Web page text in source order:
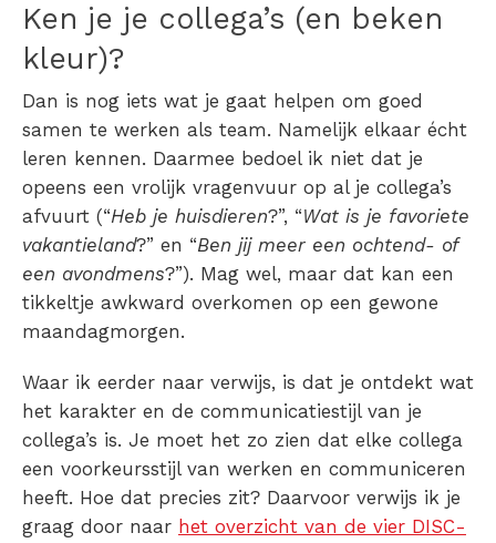
Ken je je collega’s (en beken
kleur)?
Dan is nog iets wat je gaat helpen om goed
samen te werken als team. Namelijk elkaar écht
leren kennen. Daarmee bedoel ik niet dat je
opeens een vrolijk vragenvuur op al je collega’s
afvuurt (“Heb je huisdieren?”, “Wat is je favoriete
vakantieland?” en “Ben jij meer een ochtend- of
een avondmens?”). Mag wel, maar dat kan een
tikkeltje awkward overkomen op een gewone
maandagmorgen.
Waar ik eerder naar verwijs, is dat je ontdekt wat
het karakter en de communicatiestijl van je
collega’s is. Je moet het zo zien dat elke collega
een voorkeursstijl van werken en communiceren
heeft. Hoe dat precies zit? Daarvoor verwijs ik je
graag door naar het overzicht van de vier DISC-